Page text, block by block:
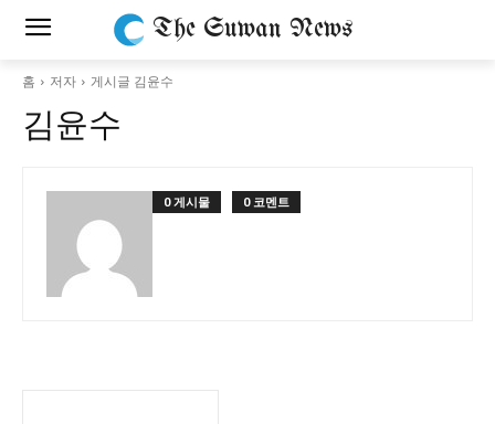
The Suwan News
홈 저자 게시글 김윤수
김윤수
0 게시물 0 코멘트